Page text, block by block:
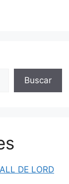
Buscar
DE LORD